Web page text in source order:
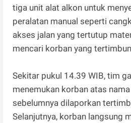
tiga unit alat alkon untuk
peralatan manual seperti
akses jalan yang tertutup
mencari korban yang
Sekitar pukul 14.39 WIB, tim
menemukan korban atas
sebelumnya dilaporkan
Selanjutnya, korban langsung